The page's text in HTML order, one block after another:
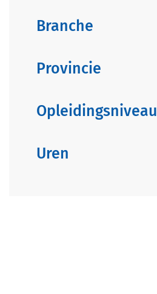
Branche
Provincie
Opleidingsniveau
Uren